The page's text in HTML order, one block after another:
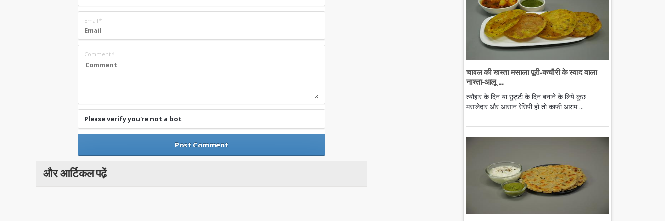
Email *
Comment*
Please verify you're not a bot
और आर्टिकल पढे़ं
चावल की खस्ता मसाला पूरी-कचौरी के स्वाद वाला
नाश्ता-आलू ...
त्यौहार के दिन या छुट्टी के दिन बनाने के लिये कुछ
मसालेदार और आसान रेसिपी हो तो काफी आराम ...